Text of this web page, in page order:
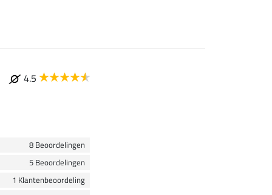
4.5
8 Beoordelingen
5 Beoordelingen
1 Klantenbeoordeling